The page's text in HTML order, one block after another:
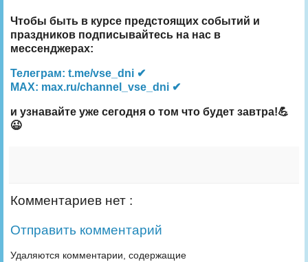
Чтобы быть в курсе предстоящих событий и
праздников подписывайтесь на нас в
мессенджерах:
Телеграм: t.me/vse_dni ✔
MAX: max.ru/channel_vse_dni ✔
и узнавайте уже сегодня о том что будет завтра!💪
😉
Комментариев нет :
Отправить комментарий
Удаляются комментарии, содержащие